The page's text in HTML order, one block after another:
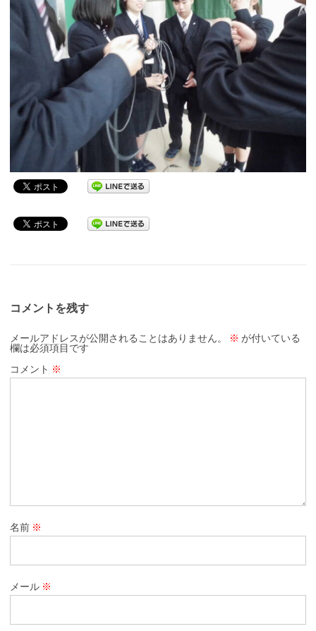
コメントを残す
メールアドレスが公開されることはありません。 ※ が付いている
欄は必須項目です
コメント ※
名前 ※
メール ※